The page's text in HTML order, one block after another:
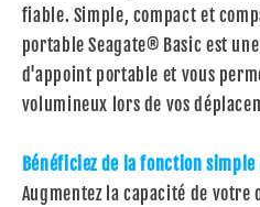
fiable. Simple, compact et
portable Seagate® Basic est
d'appoint portable et vous
volumineux lors de vos
Bénéficiez de la fonction
Augmentez la capacité de